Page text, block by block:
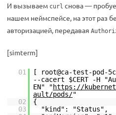
И вызываем curl снова —
нашем неймспейсе, на этот раз
авторизацией, передавая
[simterm]
01
[ root@ca-test-pod-
--cacert $CERT -H
EN" "https://
ault/pods/"
02
{
03
"kind": "Status",